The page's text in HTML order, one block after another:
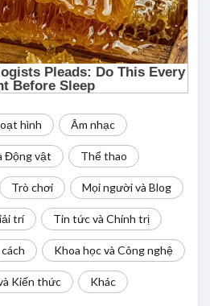
hình Âm nhạc
Động vật Thể thao
Trò chơi Mọi người và Blog
trí Tin tức và Chính trị
Khoa học và Công nghệ
Kiến thức Khác